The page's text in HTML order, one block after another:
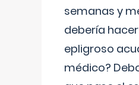
semanas y
debería
epligroso
médico?